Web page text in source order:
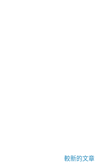
較新的文章